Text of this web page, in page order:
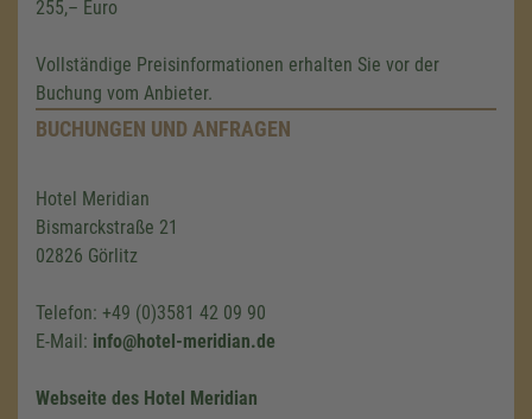
255,– Euro
Vollständige Preisinformationen erhalten Sie vor der
Buchung vom Anbieter.
BUCHUNGEN UND ANFRAGEN
Hotel Meridian
Bismarckstraße 21
02826 Görlitz
Telefon: +49 (0)3581 42 09 90
E-Mail: info@hotel-meridian.de
Webseite des Hotel Meridian